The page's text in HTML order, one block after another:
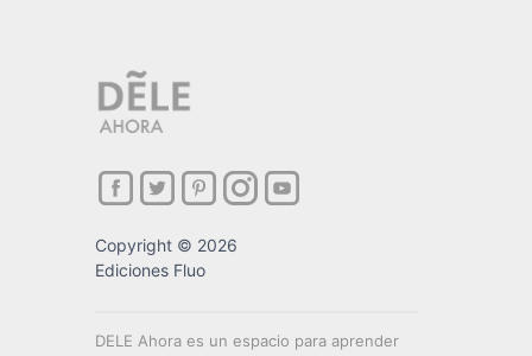
Copyright © 2026
Ediciones Fluo
DELE Ahora es un espacio para aprender